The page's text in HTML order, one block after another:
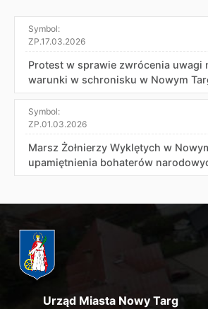
Symbol:
ZP.17.03.2026
Protest w sprawie zwrócenia uwagi
warunki w schronisku w Nowym
Symbol:
ZP.01.03.2026
Marsz Żołnierzy Wyklętych w
upamiętnienia bohaterów
Urząd Miasta Nowy Targ